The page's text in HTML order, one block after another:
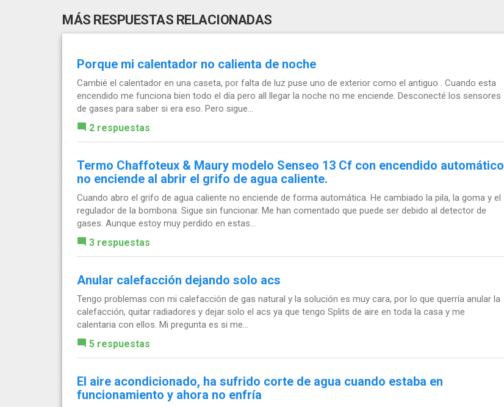
MÁS RESPUESTAS RELACIONADAS
Porque mi calentador no calienta de noche
Cambié el calentador en una caseta, por falta de luz puse uno de exterior como el antiguo . Cuando esta
encendido me funciona bien todo el día pero all llegar la noche no me enciende. Desconecté los sensores
de gases para saber si era eso. Pero sigue...
2 respuestas
Termo Chaffoteux & Maury modelo Senseo 13 Cf con encendido automático
no enciende al abrir el grifo de agua caliente.
Cuando abro el grifo de agua caliente no enciende de forma automática. He cambiado la pila, la goma y el
regulador de la bombona. Sigue sin funcionar. Me han comentado que puede ser debido al detector de
gases. Aunque estoy muy perdido en estas...
3 respuestas
Anular calefacción dejando solo acs
Tengo problemas con mi calefacción de gas natural y la solución es muy cara, por lo que querría anular la
calefacción, quitar radiadores y dejar solo el acs ya que tengo Splits de aire en toda la casa y me
calentaria con ellos. Mi pregunta es si me...
5 respuestas
El aire acondicionado, ha sufrido corte de agua cuando estaba en
funcionamiento y ahora no enfría